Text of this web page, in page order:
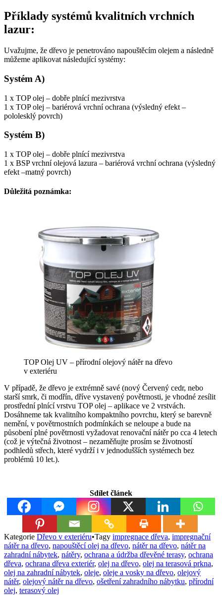
Příklady systémů kvalitních vrchních
lazur:
Uvažujme, že dřevo je penetrováno napouštěcím olejem a následně
můžeme aplikovat následující systémy:
Systém A)
1 x TOP olej – dobře plnící mezivrstva
1 x TOP olej – bariérová vrchní ochrana (výsledný efekt –
pololesklý povrch)
Systém B)
1 x TOP olej – dobře plnící mezivrstva
1 x BSP vrchní olejová lazura – bariérová vrchní ochrana (výsledný
efekt –matný povrch)
Důležitá poznámka:
TOP Olej UV – přírodní olejový nátěr na dřevo
v exteriéru
V případě, že dřevo je extrémně savé (nový Červený cedr, nebo
starší smrk, či modřín, dříve vystavený povětrnosti, je vhodné zesílit
prostřední plnící vrstvu TOP olej – aplikace ve 2 vrstvách.
Dosáhneme tak kvalitního kompaktního povrchu, který se barevně
nemění, v povětrnostních podmínkách se neloupe a bude na
působení plné povětrnosti vyžadovat renovační nátěr po cca 4 letech
(což je výtečná životnost – nezaměňujte prosím se životností
podhledů střech, které vydrží i v jednodušších systémech bez
problémů 10 let.).
Sdílet článek
Kategorie Dřevo v exteriéru•Tagy impregnace dřeva, impregnační
nátěr na dřevo, napouštěcí olej na dřevo, nátěr na dřevo, nátěr na
zahradní nábytek, nátěry, ochrana a údržba dřevěné terasy, ochrana
dřeva, ochrana dřeva exteriér, olej na dřevo, olej na terasová prkna,
olej na zahradní nábytek, oleje, oleje a vosky na dřevo, olejový
nátěr, olejový nátěr na dřevo, ošetření zahradního nábytku, přírodní
olej, terasový olej